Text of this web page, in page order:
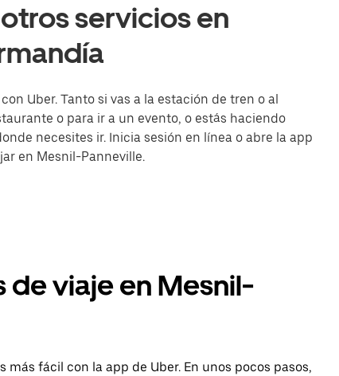
servicios en
Uber. Tanto si vas a la estación de tren o al
o para ir a un evento, o estás haciendo
necesites ir. Inicia sesión en línea o abre la app
en Mesnil-Panneville.
de viaje en Mesnil-
fácil con la app de Uber. En unos pocos pasos,